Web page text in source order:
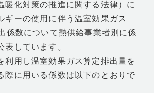
た安定供給
連携
21中央地区の地域冷暖房
ラント
販売状況
策計画書
暖化対策の推進に関する法律）に
ギーの使用に伴う温室効果ガス
係数について熱供給事業者別に係
表しています。
利用し温室効果ガス算定排出量を
際に用いる係数は以下のとおりで